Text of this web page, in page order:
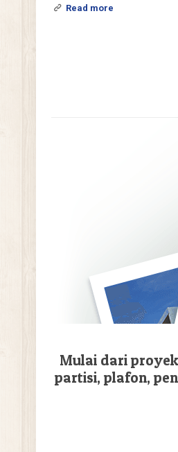
Read more
Mulai dari
partisi, plafon,